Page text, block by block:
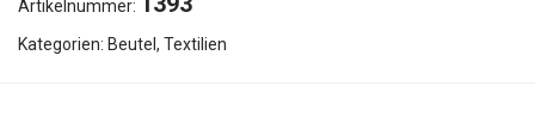
Artikelnummer:
Kategorien: Beutel , Textilien